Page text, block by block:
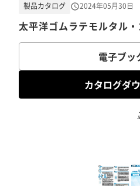
太平洋ゴムラテモルタル
製品カタログ 2024年05月30日
電子ブッ
カタログダ